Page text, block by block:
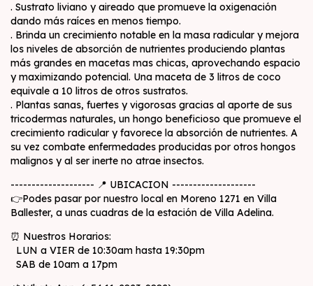
. Sustrato liviano y aireado que promueve la oxigenación
dando más raíces en menos tiempo.
. Brinda un crecimiento notable en la masa radicular y mejora
los niveles de absorción de nutrientes produciendo plantas
más grandes en macetas mas chicas, aprovechando espacio
y maximizando potencial. Una maceta de 3 litros de coco
equivale a 10 litros de otros sustratos.
. Plantas sanas, fuertes y vigorosas gracias al aporte de sus
tricodermas naturales, un hongo beneficioso que promueve el
crecimiento radicular y favorece la absorción de nutrientes. A
su vez combate enfermedades producidas por otros hongos
malignos y al ser inerte no atrae insectos.
-------------------- 📍 UBICACION --------------------
👉Podes pasar por nuestro local en Moreno 1271 en Villa
Ballester, a unas cuadras de la estación de Villa Adelina.
⏰ Nuestros Horarios:
LUN a VIER de 10:30am hasta 19:30pm
SAB de 10am a 17pm